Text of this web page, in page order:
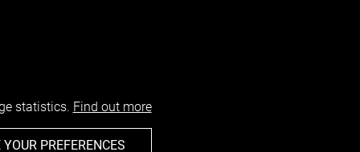
statistics. Find out more
PREFERENCES